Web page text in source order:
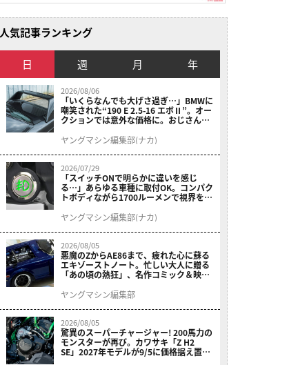
人気記事ランキング
日 週 月 年
2026/08/06
「いくらなんでも大げさ過ぎ…」BMWに
嘲笑された“190 E 2.5-16 エボⅡ”。オー
クションでは意外な価格に。おじさん達
ヤングマシン編集部(ナカ)
2026/07/29
「スイッチONで明らかに違いを感じ
る…」あらゆる車種に取付OK。コンパク
トボディながら1700ルーメンで視界を確
ニット プレシャスレイ スモール］
ヤングマシン編集部(ナカ)
2026/08/05
悪魔のZからAE86まで、疲れた心に蘇る
エキゾーストノート。忙しい大人に贈る
「あの頃の熱狂」、名作コミック＆映画
結！
ヤングマシン編集部
2026/08/05
驚異のスーパーチャージャー! 200馬力の
モンスターが再び。カワサキ「Z H2
SE」2027年モデルが9/5に価格据え置き